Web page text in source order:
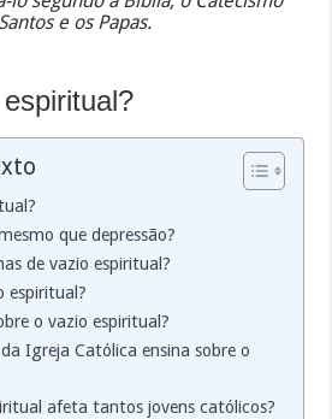
e os Papas.
que depressão?
de vazio espiritual?
espiritual?
o vazio espiritual?
Igreja Católica ensina sobre o
afeta tantos jovens católicos?